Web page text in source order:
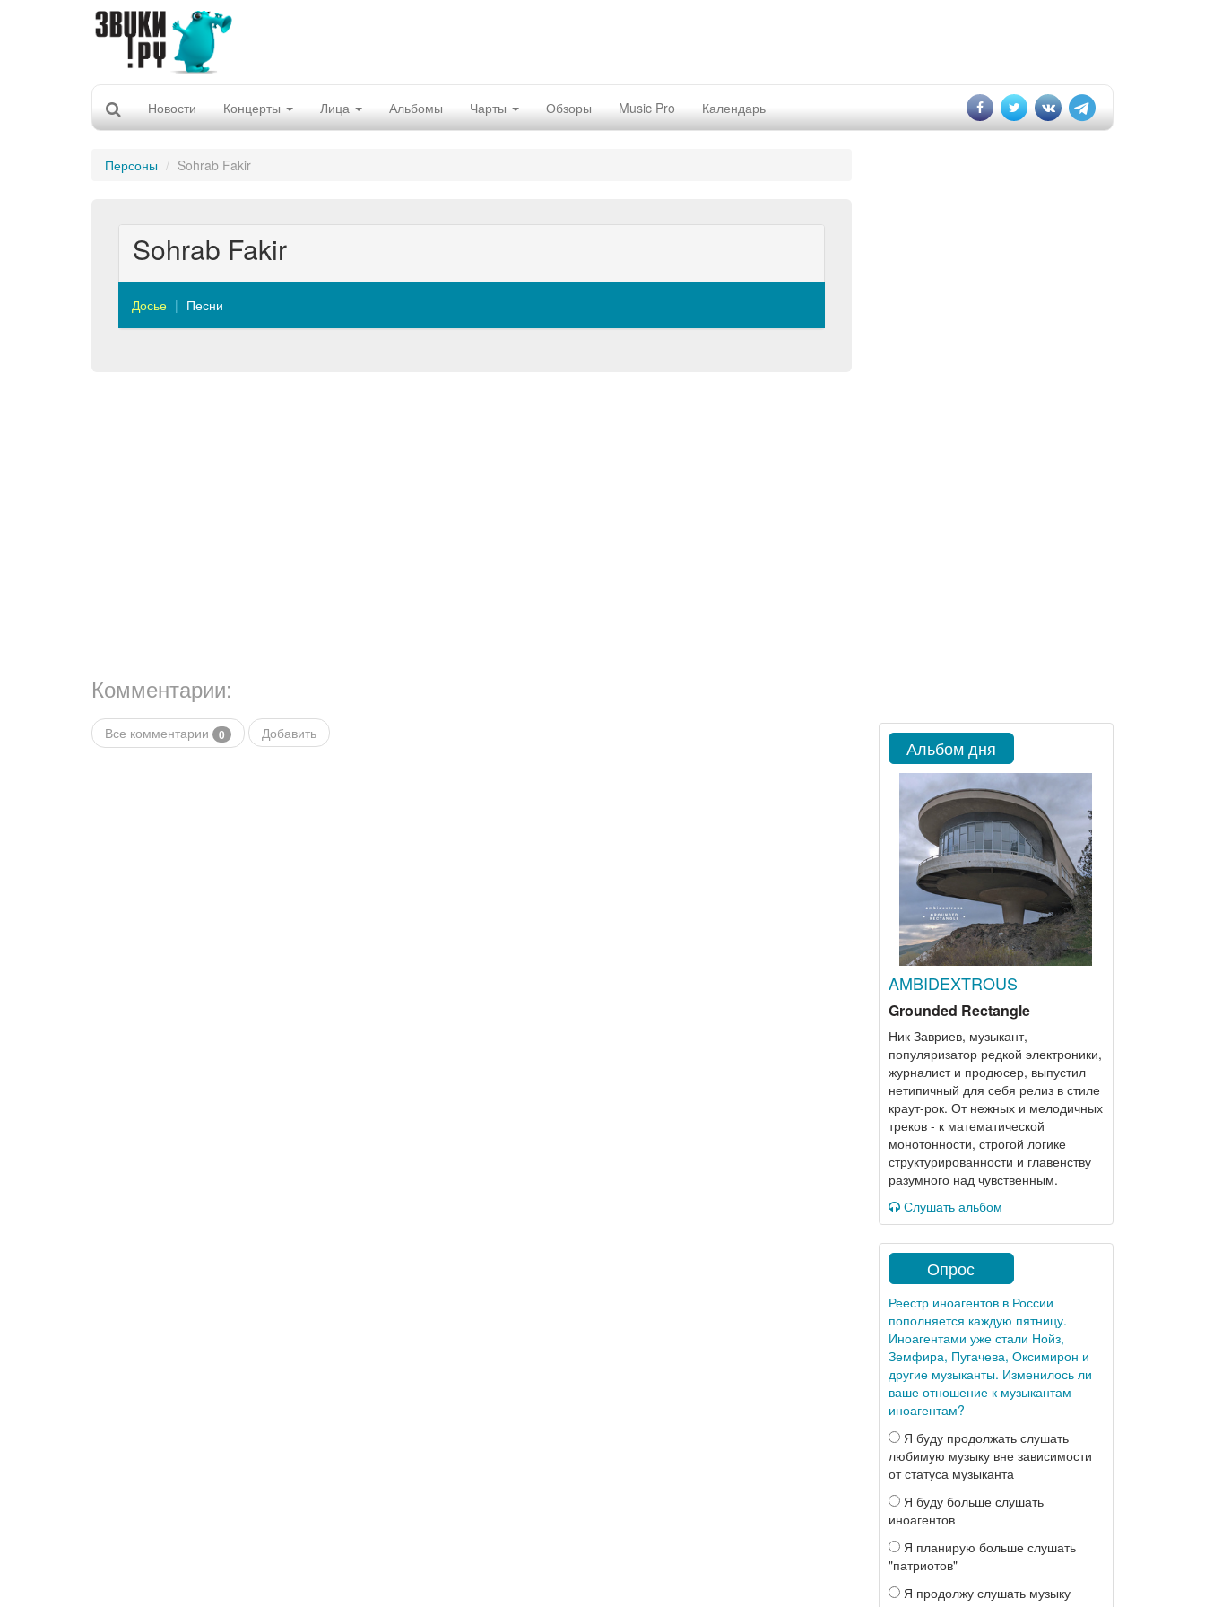
Новости Концерты Лица Альбомы Чарты Обзоры Music Pro Календарь
Персоны Sohrab Fakir
Sohrab Fakir
Досье Песни
Комментарии:
Все комментарии 0 Добавить
Альбом дня
AMBIDEXTROUS
Grounded Rectangle
Ник Завриев, музыкант,
популяризатор редкой электроники,
журналист и продюсер, выпустил
нетипичный для себя релиз в стиле
краут-рок. От нежных и мелодичных
треков - к математической
монотонности, строгой логике
структурированности и главенству
разумного над чувственным.
Слушать альбом
Опрос
Реестр иноагентов в России
пополняется каждую пятницу.
Иноагентами уже стали Нойз,
Земфира, Пугачева, Оксимирон и
другие музыканты. Изменилось ли
ваше отношение к музыкантам-
иноагентам?
Я буду продолжать слушать
любимую музыку вне зависимости
от статуса музыканта
Я буду больше слушать
иноагентов
Я планирую больше слушать
"патриотов"
Я продолжу слушать музыку